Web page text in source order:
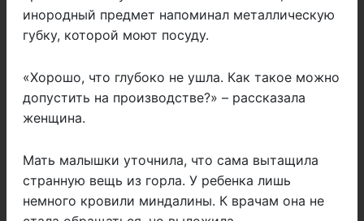
инородный предмет напоминал металлическую
губку, которой моют посуду.
«Хорошо, что глубоко не ушла. Как такое можно
допустить на производстве?» – рассказала
женщина.
Мать малышки уточнила, что сама вытащила
странную вещь из горла. У ребенка лишь
немного кровили миндалины. К врачам она не